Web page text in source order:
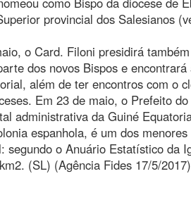
provincial dos Salesianos
o Card. Filoni presidirá
dos novos Bispos e encontrará
além de ter encontros com o
Em 23 de maio, o Prefeito
administrativa da Guiné
espanhola, é um dos
segundo o Anuário Estatístico da
(SL) (Agência Fides 17/5/2017)